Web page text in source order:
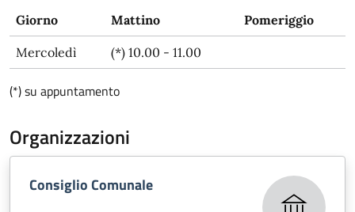
Giorno Mattino Pomeriggio
Mercoledì (*) 10.00 - 11.00
(*) su appuntamento
Organizzazioni
Consiglio Comunale